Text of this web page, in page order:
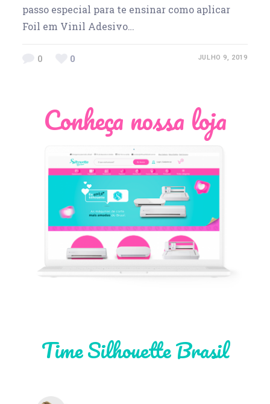
passo especial para te ensinar como aplicar
Foil em Vinil Adesivo…
0 0 JULHO 9, 2019
Conheça nossa loja
Time Silhouette Brasil
Léia Pastori
Thiara Ney